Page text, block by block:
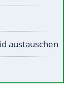
austauschen